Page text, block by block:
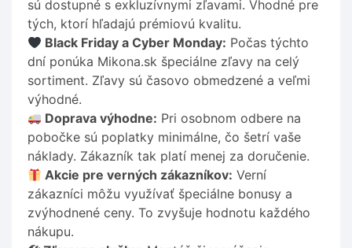
sú dostupné s exkluzívnymi zľavami. Vhodné pre
tých, ktorí hľadajú prémiovú kvalitu.
Black Friday a Cyber Monday: Počas týchto
dní ponúka Mikona.sk špeciálne zľavy na celý
sortiment. Zľavy sú časovo obmedzené a veľmi
výhodné.
Doprava výhodne: Pri osobnom odbere na
pobočke sú poplatky minimálne, čo šetrí vaše
náklady. Zákazník tak platí menej za doručenie.
Akcie pre verných zákazníkov: Verní
zákazníci môžu využívať špeciálne bonusy a
zvýhodnené ceny. To zvyšuje hodnotu každého
nákupu.